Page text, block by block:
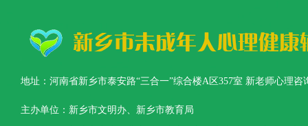
地址：河南省新乡市泰安路“三合一”综合楼A区357室 新老师心理咨
主办单位：新乡市文明办、新乡市教育局